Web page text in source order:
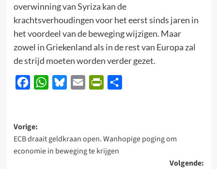
overwinning van Syriza kan de
krachtsverhoudingen voor het eerst sinds jaren in
het voordeel van de beweging wijzigen. Maar
zowel in Griekenland als in de rest van Europa zal
de strijd moeten worden verder gezet.
FacebookWhatsApp
BlueskyEmail PrintFriendly
Bericht
navigatie
Vorige:
ECB draait geldkraan open. Wanhopige poging om
economie in beweging te krijgen
Volgende: